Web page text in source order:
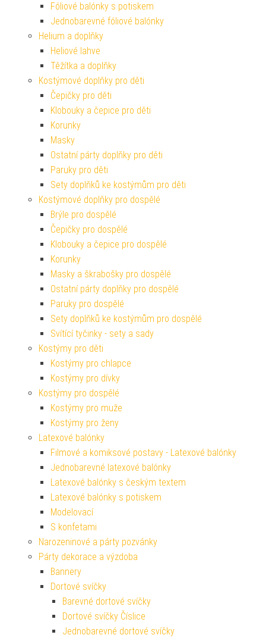
Fóliové balónky s potiskem
Jednobarevné fóliové balónky
Helium a doplňky
Heliové lahve
Těžítka a doplňky
Kostýmové doplňky pro děti
Čepičky pro děti
Klobouky a čepice pro děti
Korunky
Masky
Ostatní párty doplňky pro děti
Paruky pro děti
Sety doplňků ke kostýmům pro děti
Kostýmové doplňky pro dospělé
Brýle pro dospělé
Čepičky pro dospělé
Klobouky a čepice pro dospělé
Korunky
Masky a škrabošky pro dospělé
Ostatní párty doplňky pro dospělé
Paruky pro dospělé
Sety doplňků ke kostýmům pro dospělé
Svítící tyčinky - sety a sady
Kostýmy pro děti
Kostýmy pro chlapce
Kostýmy pro dívky
Kostýmy pro dospělé
Kostýmy pro muže
Kostýmy pro ženy
Latexové balónky
Filmové a komiksové postavy - Latexové balónky
Jednobarevné latexové balónky
Latexové balónky s českým textem
Latexové balónky s potiskem
Modelovací
S konfetami
Narozeninové a párty pozvánky
Párty dekorace a výzdoba
Bannery
Dortové svíčky
Barevné dortové svíčky
Dortové svíčky Číslice
Jednobarevné dortové svíčky